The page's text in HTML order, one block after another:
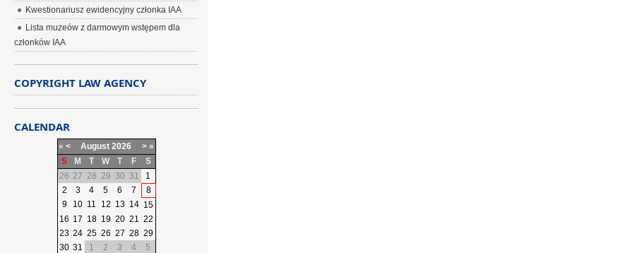
Kwestionariusz ewidencyjny członka IAA
Lista muzeów z darmowym wstępem dla
członków IAA
COPYRIGHT LAW AGENCY
CALENDAR
« < August 2026 > »
S
M T W T F
S
26 27 28 29 30 31
1
2
3 4 5 6 7
8
9
10 11 12 13 14 15
16 17 18 19 20 21 22
23 24 25 26 27 28 29
30 31 1 2 3 4 5